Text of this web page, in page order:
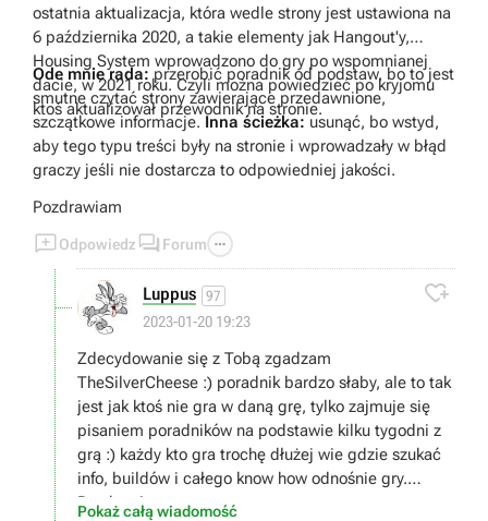
ostatnia aktualizacja, która wedle strony jest ustawiona na
6 października 2020, a takie elementy jak Hangout'y,
Housing System wprowadzono do gry po wspomnianej
dacie, w 2021 roku. Czyli można powiedzieć po kryjomu
ktoś aktualizował przewodnik na stronie.
Ode mnie rada: przerobić poradnik od podstaw, bo to jest
smutne czytać strony zawierające przedawnione,
szczątkowe informacje. Inna ścieżka: usunąć, bo wstyd,
aby tego typu treści były na stronie i wprowadzały w błąd
graczy jeśli nie dostarcza to odpowiedniej jakości.
Pozdrawiam
Odpowiedz  Forum 
Luppus 97
2023-01-20 19:23

Zdecydowanie się z Tobą zgadzam
TheSilverCheese :) poradnik bardzo słaby, ale to tak
jest jak ktoś nie gra w daną grę, tylko zajmuje się
pisaniem poradników na podstawie kilku tygodni z
grą :) każdy kto gra trochę dłużej wie gdzie szukać
info, buildów i całego know how odnośnie gry.
Pozdrawiam
Pokaż całą wiadomość